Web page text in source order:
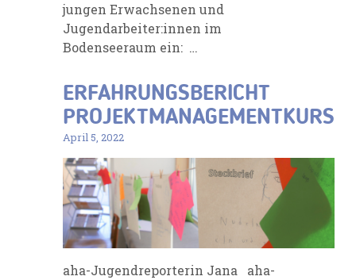
jungen Erwachsenen und
Jugendarbeiter:innen im
Bodenseeraum ein: …
ERFAHRUNGSBERICHT
PROJEKTMANAGEMENTKURS
April 5, 2022
aha-Jugendreporterin Jana aha-